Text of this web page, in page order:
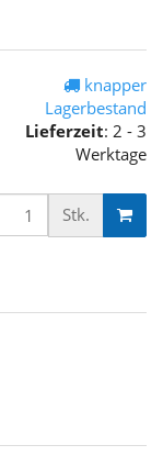
knapper
Lagerbestand
Lieferzeit: 2 - 3
Werktage
Stk.